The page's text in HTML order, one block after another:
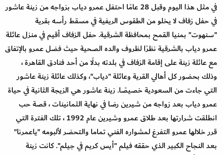
في مثل هذا اليوم وقبل 28 عامًا احتفل عمرو دياب بزواجه من زينة عاشور
في حفل زفاف لا يخلو من الطقوس الريفية في مسقط رأسه بقرية
"سنهوت" بمنيا القمح بمحافظة الشرقية. حفل الزفاف أقيم في منزل عائلة
عمرو دياب بالشرقية نظرًا لظروف والده الصحية حيث فضل عمرو بالإتفاق
مع عائلة زينة على إقامة الزفاف في بلدته بدلًا من أحد فنادق القاهرة ،
وذلك بحضور كل أهالي القرية وعائلة "دياب"، وكذلك عائلة زينة عاشور
التي جاءت من السعودية خصيصًا. زينة عاشور هي الزيجة الثانية في حياة
عمرو دياب بعد زواجه من شيرين رضا في نهاية الثمانينات ، قصة حب
انطلقت شرارتها بعد طلاق عمرو وشيرين عام 1992 ، تلك الفترة التي
قرر خلالها عمرو التفرغ لمشواره الفني تماما والتحضر لألبومه "ياعمرنا"
بعد النجاح الكبير الذي حققه فيلم "أيس كريم في جيلم". كانت زينة